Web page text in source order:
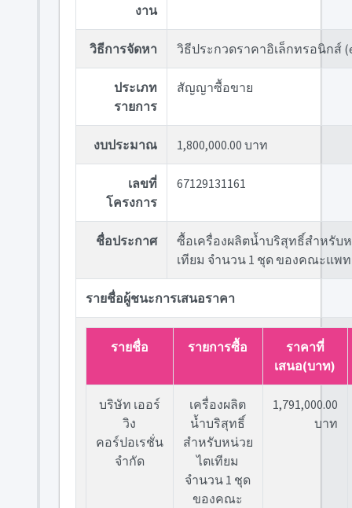
งาน
วิธีการจัดหา วิธีประกวดราคาอิเล็กทรอนิกส์
ประเภท
รายการ
สัญญาซื้อขาย
งบประมาณ 1,800,000.00 บาท
เลขที่
โครงการ
67129131161
ชื่อประกาศ
ซื้อเครื่องผลิตน้ำบริสุทธิ์สำหรับ
เทียม จำนวน 1 ชุด ของคณะแพ
รายชื่อผู้ชนะการเสนอราคา
รายชื่อ รายการซื้อ
ราคาที่
เสนอ(บาท)
บริษัท เออร์
วิง
คอร์ปอเรชั่น
จำกัด
เครื่องผลิต
น้ำบริสุทธิ์
สำหรับหน่วย
ไตเทียม
จำนวน 1 ชุด
ของคณะ
1,791,000.00
บาท